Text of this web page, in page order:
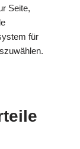
Seite,
für